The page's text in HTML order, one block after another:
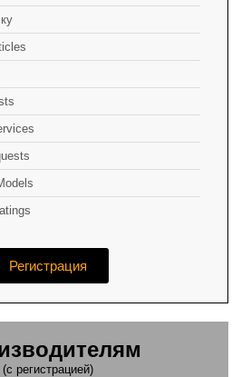
Регистрация
(с регистрацией)